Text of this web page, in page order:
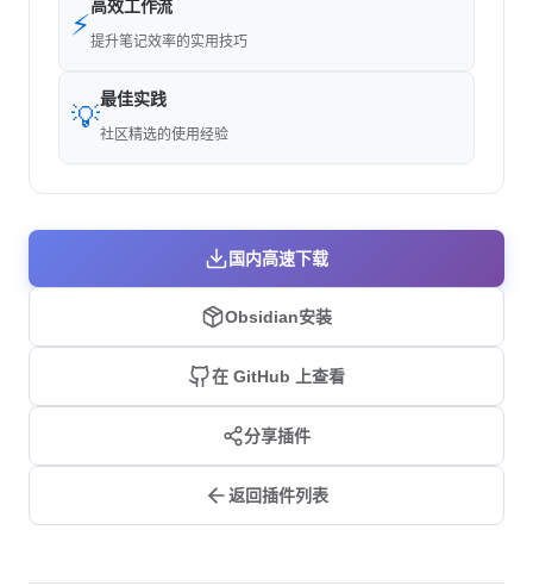
⚡
高效工作流
提升笔记效率的实用技巧
💡
最佳实践
社区精选的使用经验
国内高速下载
Obsidian安装
在 GitHub 上查看
分享插件
返回插件列表